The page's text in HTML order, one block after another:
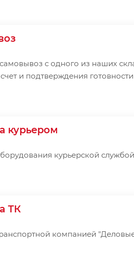
с одного из наших
и подтверждения готовности
курьером
курьерской
ТК
компанией